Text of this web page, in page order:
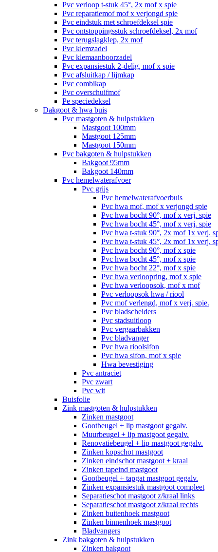
Pvc verloop t-stuk 45°, 2x mof x spie
Pvc reparatiemof mof x verjongd spie
Pvc eindstuk met schroefdeksel spie
Pvc ontstoppingsstuk schroefdeksel, 2x mof
Pvc terugslagklep, 2x mof
Pvc klemzadel
Pvc klemaanboorzadel
Pvc expansiestuk 2-delig, mof x spie
Pvc afsluitkap / lijmkap
Pvc combikap
Pvc overschuifmof
Pe speciedeksel
Dakgoot & hwa buis
Pvc mastgoten & hulpstukken
Mastgoot 100mm
Mastgoot 125mm
Mastgoot 150mm
Pvc bakgoten & hulpstukken
Bakgoot 95mm
Bakgoot 140mm
Pvc hemelwaterafvoer
Pvc grijs
Pvc hemelwaterafvoerbuis
Pvc hwa mof, mof x verjongd spie
Pvc hwa bocht 90°, mof x verj. spie
Pvc hwa bocht 45°, mof x verj. spie
Pvc hwa t-stuk 90°, 2x mof 1x verj.
Pvc hwa t-stuk 45°, 2x mof 1x verj.
Pvc hwa bocht 90°, mof x spie
Pvc hwa bocht 45°, mof x spie
Pvc hwa bocht 22°, mof x spie
Pvc hwa verloopring, mof x spie
Pvc hwa verloopsok, mof x mof
Pvc verloopsok hwa / riool
Pvc mof verlengd, mof x verj. spie.
Pvc bladscheiders
Pvc stadsuitloop
Pvc vergaarbakken
Pvc bladvanger
Pvc hwa rioolsifon
Pvc hwa sifon, mof x spie
Hwa bevestiging
Pvc antraciet
Pvc zwart
Pvc wit
Buisfolie
Zink mastgoten & hulpstukken
Zinken mastgoot
Gootbeugel + lip mastgoot gegalv.
Muurbeugel + lip mastgoot gegalv.
Renovatiebeugel + lip mastgoot gegalv.
Zinken kopschot mastgoot
Zinken eindschot mastgoot + kraal
Zinken tapeind mastgoot
Gootbeugel + tapgat mastgoot gegalv.
Zinken expansiestuk mastgoot compleet
Separatieschot mastgoot z/kraal links
Separatieschot mastgoot z/kraal rechts
Zinken buitenhoek mastgoot
Zinken binnenhoek mastgoot
Bladvangers
Zink bakgoten & hulpstukken
Zinken bakgoot